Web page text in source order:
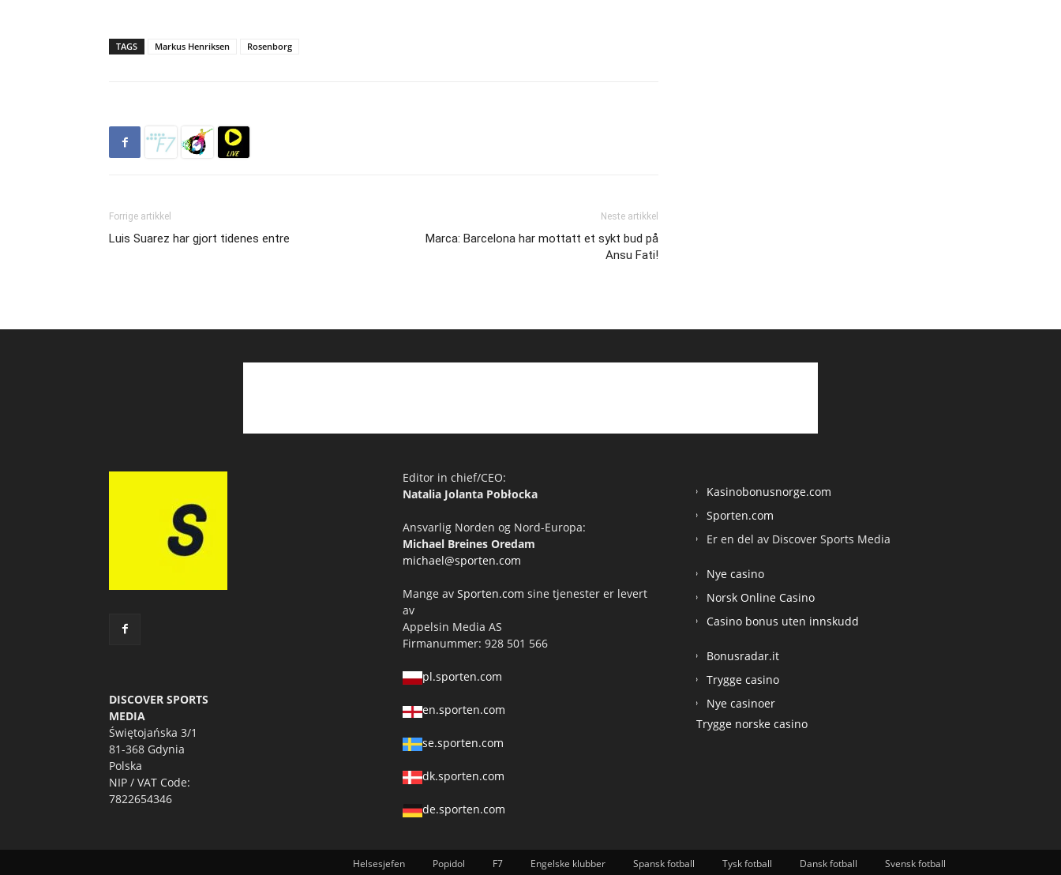
TAGS Markus Henriksen Rosenborg
Forrige artikkel
Luis Suarez har gjort tidenes entre
Neste artikkel
Marca: Barcelona har mottatt et sykt bud på
Ansu Fati!
DISCOVER SPORTS
MEDIA
Świętojańska 3/1
81-368 Gdynia
Polska
NIP / VAT Code:
7822654346
Editor in chief/CEO:
Natalia Jolanta Pobłocka
Ansvarlig Norden og Nord-Europa:
Michael Breines Oredam
michael@sporten.com
Mange av Sporten.com sine tjenester er levert
av
Appelsin Media AS
Firmanummer: 928 501 566
pl.sporten.com
en.sporten.com
se.sporten.com
dk.sporten.com
de.sporten.com
Kasinobonusnorge.com
Sporten.com
Er en del av Discover Sports Media
Nye casino
Norsk Online Casino
Casino bonus uten innskudd
Bonusradar.it
Trygge casino
Nye casinoer
Trygge norske casino
Helsesjefen Popidol F7 Engelske klubber Spansk fotball Tysk fotball Dansk fotball Svensk fotball